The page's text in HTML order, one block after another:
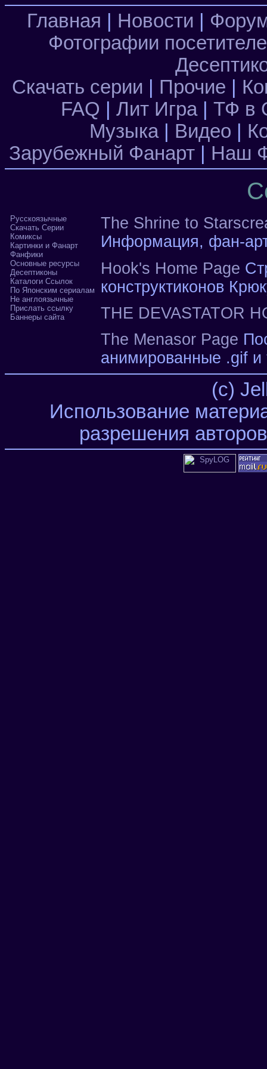
Главная Новости
Фотографии
Скачать серии
Прочие
FAQ
Лит Игра| ТФ в
Музыка| Видео
Зарубежный Фанарт
Наш
Русскоязычные
Скачать Серии
Комиксы
Картинки и Фанарт
Фанфики
Основные ресурсы
Десептиконы
Каталоги Ссылок
По Японским сериалам
Не англоязычные
Прислать ссылку
Баннеры сайта
The Shrine to
Информация, фан-
Hook's Home Page
конструктиконов
THE DEVASTATOR
The Menasor Page
анимированные .gif и
(c)
Использование
разрешения